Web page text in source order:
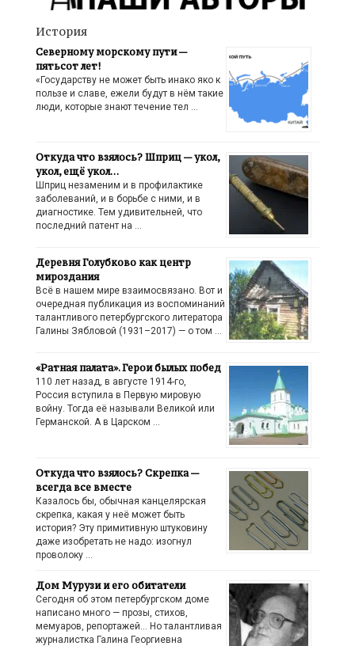
История
Северному морскому пути —
пятьсот лет!
«Государству не может быть инако яко к
пользе и славе, ежели будут в нём такие
люди, которые знают течение тел …
Откуда что взялось? Шприц — укол,
укол, ещё укол…
Шприц незаменим и в профилактике
заболеваний, и в борьбе с ними, и в
диагностике. Тем удивительней, что
последний патент на …
Деревня Голубково как центр
мироздания
Всё в нашем мире взаимосвязано. Вот и
очередная публикация из воспоминаний
талантливого петербургского литератора
Галины Зябловой (1931–2017) — о том …
«Ратная палата». Герои былых побед
110 лет назад, в августе 1914-го,
Россия вступила в Первую мировую
войну. Тогда её называли Великой или
Германской. А в Царском …
Откуда что взялось? Скрепка —
всегда все вместе
Казалось бы, обычная канцелярская
скрепка, какая у неё может быть
история? Эту примитивную штуковину
даже изобретать не надо: изогнул
проволоку …
Дом Мурузи и его обитатели
Сегодня об этом петербургском доме
написано много — прозы, стихов,
мемуаров, репортажей… Но талантливая
журналистка Галина Георгиевна